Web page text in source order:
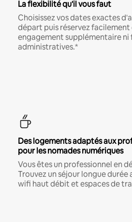
La flexibilité qu'il vous faut
Choisissez vos dates exactes
départ puis réservez facilement
engagement supplémentaire
administratives.*
Des logements adaptés aux
pour les nomades numériques
Vous êtes un professionnel en
Trouvez un séjour longue durée
wifi haut débit et espaces de